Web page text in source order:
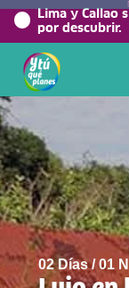
Lima y Callao
por descubrir.
02 Días / 01